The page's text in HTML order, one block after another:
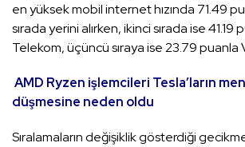
en yüksek mobil internet hızında 71.49
sırada yerini alırken, ikinci sırada ise 41.19
Telekom, üçüncü sıraya ise 23.79 puanla
AMD Ryzen işlemcileri Tesla’ların
düşmesine neden oldu
Sıralamaların değişiklik gösterdiği